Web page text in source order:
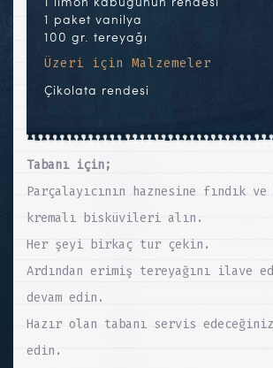
1 paket vanilya
100 gr. tereyağı
Üzeri için Malzemeler
Çikolata rendesi
Tabanı için;
Parçalayıcının haznesine fındık ve
kremalı bisküvileri alın.
Her şeyi birkaç tur çekin.
Ardından erimiş tereyağını ilave
devam edin.
Hazır olan tabanı servis
edin.